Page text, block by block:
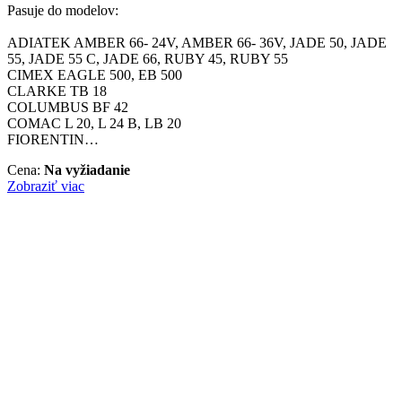
Pasuje do modelov:
ADIATEK AMBER 66- 24V, AMBER 66- 36V, JADE 50, JADE
55, JADE 55 C, JADE 66, RUBY 45, RUBY 55
CIMEX EAGLE 500, EB 500
CLARKE TB 18
COLUMBUS BF 42
COMAC L 20, L 24 B, LB 20
FIORENTIN…
Cena: Na vyžiadanie
Zobraziť viac